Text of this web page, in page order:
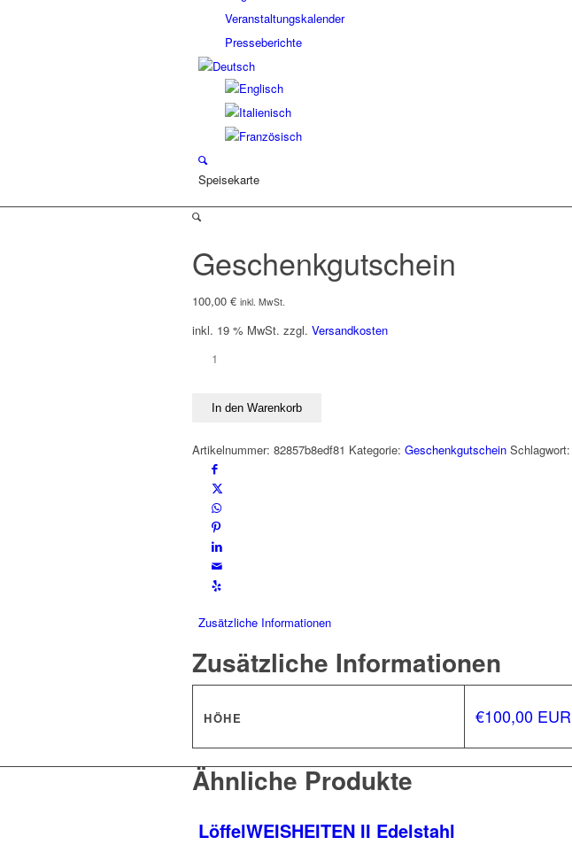
Veranstaltungskalender
Presseberichte
Speisekarte
Geschenkgutschein
100,00 € inkl. MwSt.
inkl. 19 % MwSt. zzgl. Versandkosten
Geschenkgutschein
In den Warenkorb
Artikelnummer: 82857b8edf81 Kategorie: Geschenkgutschein Schlagwort:
Zusätzliche Informationen
Zusätzliche Informationen
HÖHE €100,00 EUR
Ähnliche Produkte
LöffelWEISHEITEN II Edelstahl